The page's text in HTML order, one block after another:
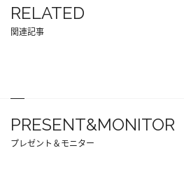
RELATED
関連記事
PRESENT&MONITOR
プレゼント＆モニター